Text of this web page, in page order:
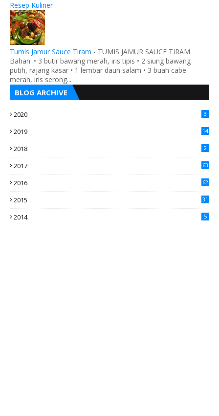
Resep Kuliner
Tumis Jamur Sauce Tiram - TUMIS JAMUR SAUCE TIRAM
Bahan :• 3 butir bawang merah, iris tipis • 2 siung bawang
putih, rajang kasar • 1 lembar daun salam • 3 buah cabe
merah, iris serong...
BLOG ARCHIVE
2020 3
2019 14
2018 2
2017 63
2016
62
2015
31
2014 5